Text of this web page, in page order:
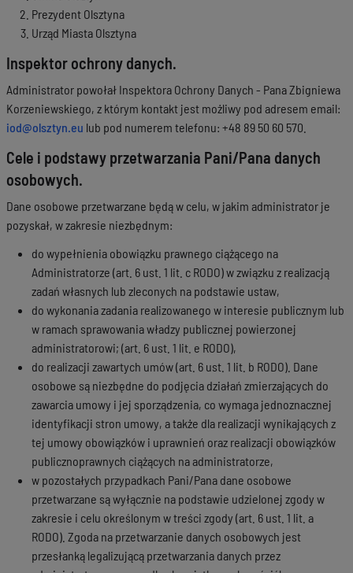
Prezydent Olsztyna
Urząd Miasta Olsztyna
Inspektor ochrony danych.
Administrator powołał Inspektora Ochrony Danych - Pana Zbigniewa
Korzeniewskiego, z którym kontakt jest możliwy pod adresem email:
iod@olsztyn.eu lub pod numerem telefonu: +48 89 50 60 570.
Cele i podstawy przetwarzania Pani/Pana danych
osobowych.
Dane osobowe przetwarzane będą w celu, w jakim administrator je
pozyskał, w zakresie niezbędnym:
do wypełnienia obowiązku prawnego ciążącego na
Administratorze (art. 6 ust. 1 lit. c RODO) w związku z realizacją
zadań własnych lub zleconych na podstawie ustaw,
do wykonania zadania realizowanego w interesie publicznym lub
w ramach sprawowania władzy publicznej powierzonej
administratorowi; (art. 6 ust. 1 lit. e RODO),
do realizacji zawartych umów (art. 6 ust. 1 lit. b RODO). Dane
osobowe są niezbędne do podjęcia działań zmierzających do
zawarcia umowy i jej sporządzenia, co wymaga jednoznacznej
identyfikacji stron umowy, a także dla realizacji wynikających z
tej umowy obowiązków i uprawnień oraz realizacji obowiązków
publicznoprawnych ciążących na administratorze,
w pozostałych przypadkach Pani/Pana dane osobowe
przetwarzane są wyłącznie na podstawie udzielonej zgody w
zakresie i celu określonym w treści zgody (art. 6 ust. 1 lit. a
RODO). Zgoda na przetwarzanie danych osobowych jest
przesłanką legalizującą przetwarzania danych przez